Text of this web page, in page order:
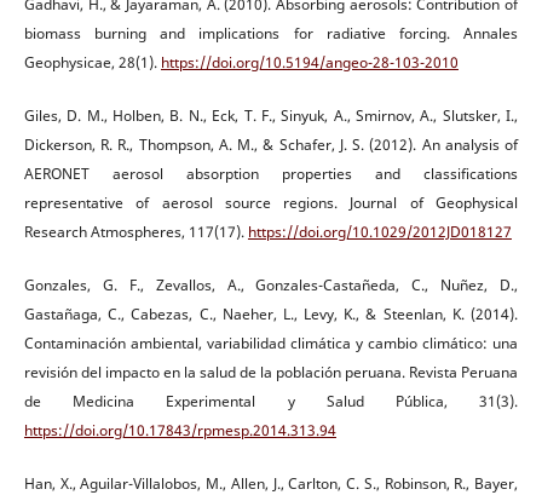
biomass burning and implications for radiative forcing. Annales
Geophysicae, 28(1). https://doi.org/10.5194/angeo-28-103-2010
Giles, D. M., Holben, B. N., Eck, T. F., Sinyuk, A., Smirnov, A., Slutsker, I.,
Dickerson, R. R., Thompson, A. M., & Schafer, J. S. (2012). An analysis of
AERONET aerosol absorption properties and classifications
representative of aerosol source regions. Journal of Geophysical
Research Atmospheres, 117(17). https://doi.org/10.1029/2012JD018127
Gonzales, G. F., Zevallos, A., Gonzales-Castañeda, C., Nuñez, D.,
Gastañaga, C., Cabezas, C., Naeher, L., Levy, K., & Steenlan, K. (2014).
Contaminación ambiental, variabilidad climática y cambio climático: una
revisión del impacto en la salud de la población peruana. Revista Peruana
de Medicina Experimental y Salud Pública, 31(3).
https://doi.org/10.17843/rpmesp.2014.313.94
Han, X., Aguilar-Villalobos, M., Allen, J., Carlton, C. S., Robinson, R., Bayer,